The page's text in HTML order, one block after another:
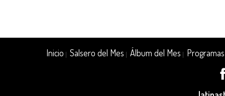
Inicio |Salsero del Mes |Álbum del Mes Programas